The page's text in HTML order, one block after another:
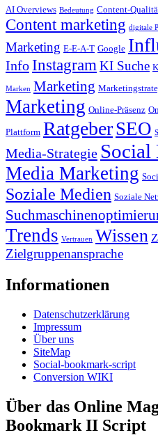
AI Overviews Bedeutung Content-
Content marketing digitale
Marketing E-E-A-T Google
InfoInstagramKI Suche
Marken Marketing
Marketing Online-Präsenz
Plattform RatgeberSEO
Media-Strategie Social
Media Marketing
Soziale Medien Soziale
Trends Vertrauen Wissen
Zielgruppenansprache
Informationen
Datenschutzerklärung
Impressum
Über uns
SiteMap
Social-bookmark-script
Conversion WIKI
Über das Online
Bookmark II Script